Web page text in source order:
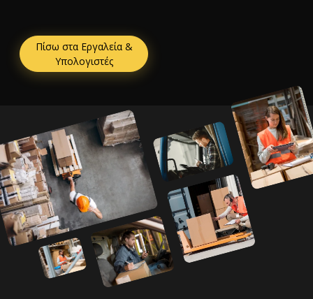
Πίσω στα Εργαλεία &
Υπολογιστές